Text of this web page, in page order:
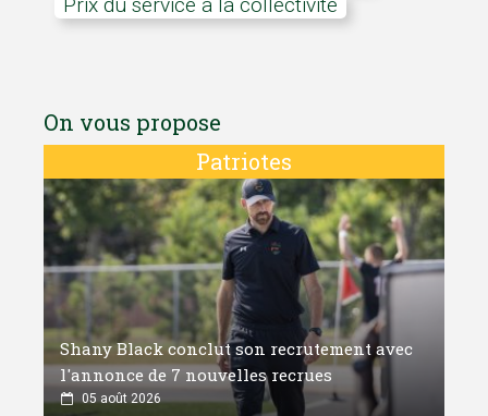
On vous propose
Patriotes
Shany Black conclut son recrutement avec
l'annonce de 7 nouvelles recrues
05 août 2026